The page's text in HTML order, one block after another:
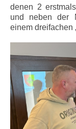
denen 2
und neben der
einem dreifachen